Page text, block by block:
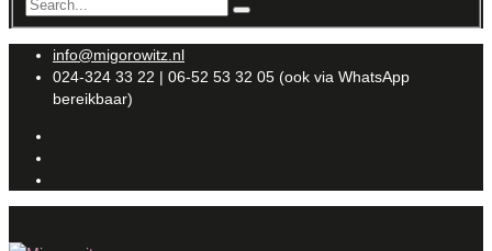
info@migorowitz.nl
024-324 33 22 | 06-52 53 32 05 (ook via WhatsApp
bereikbaar)